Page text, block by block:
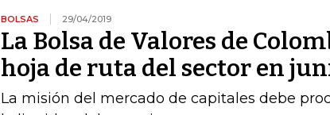
BOLSAS 29/04/2019
La Bolsa de Valores de
hoja de ruta del sector en
La misión del mercado de capitales debe